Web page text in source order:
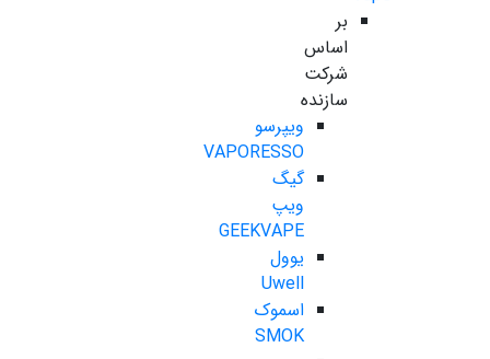
بر
اساس
شرکت
سازنده
ویپرسو
VAPORESSO
گیگ
ویپ
GEEKVAPE
یوول
Uwell
اسموک
SMOK